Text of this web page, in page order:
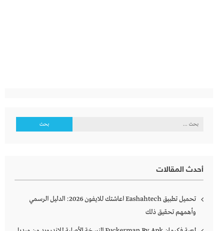
البحث
أحدث المقالات
تحميل تطبيق Eashahtech اعاشتك للايفون 2026: الدليل الرسمي
وأهمهم تحقيق ذلك